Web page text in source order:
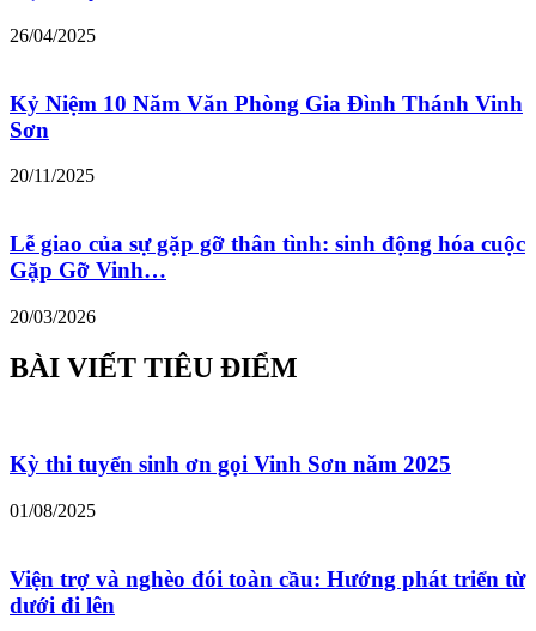
26/04/2025
Kỷ Niệm 10 Năm Văn Phòng Gia Đình Thánh Vinh
Sơn
20/11/2025
Lễ giao của sự gặp gỡ thân tình: sinh động hóa cuộc
Gặp Gỡ Vinh…
20/03/2026
BÀI VIẾT TIÊU ĐIỂM
Kỳ thi tuyển sinh ơn gọi Vinh Sơn năm 2025
01/08/2025
Viện trợ và nghèo đói toàn cầu: Hướng phát triển từ
dưới đi lên